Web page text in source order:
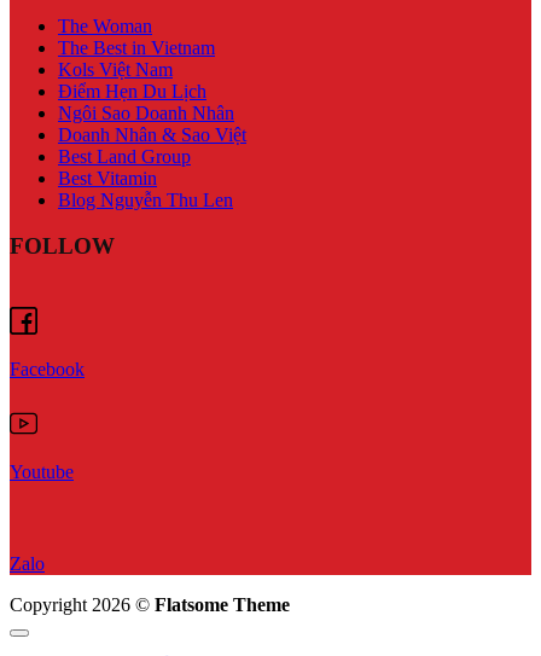
The Woman
The Best in Vietnam
Kols Việt Nam
Điểm Hẹn Du Lịch
Ngôi Sao Doanh Nhân
Doanh Nhân & Sao Việt
Best Land Group
Best Vitamin
Blog Nguyễn Thu Len
FOLLOW
Facebook
Youtube
Zalo
Copyright 2026 © Flatsome Theme